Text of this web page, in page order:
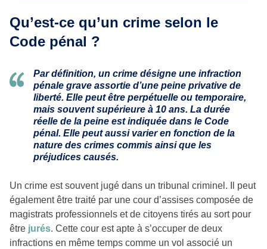
Qu’est-ce qu’un crime selon le
Code pénal ?
Par définition, un crime désigne une infraction
pénale grave assortie d’une peine privative de
liberté. Elle peut être perpétuelle ou temporaire,
mais souvent supérieure à 10 ans. La durée
réelle de la peine est indiquée dans le Code
pénal. Elle peut aussi varier en fonction de la
nature des crimes commis ainsi que les
préjudices causés.
Un crime est souvent jugé dans un tribunal criminel. Il peut
également être traité par une cour d’assises composée de
magistrats professionnels et de citoyens tirés au sort pour
être jurés. Cette cour est apte à s’occuper de deux
infractions en même temps comme un vol associé un